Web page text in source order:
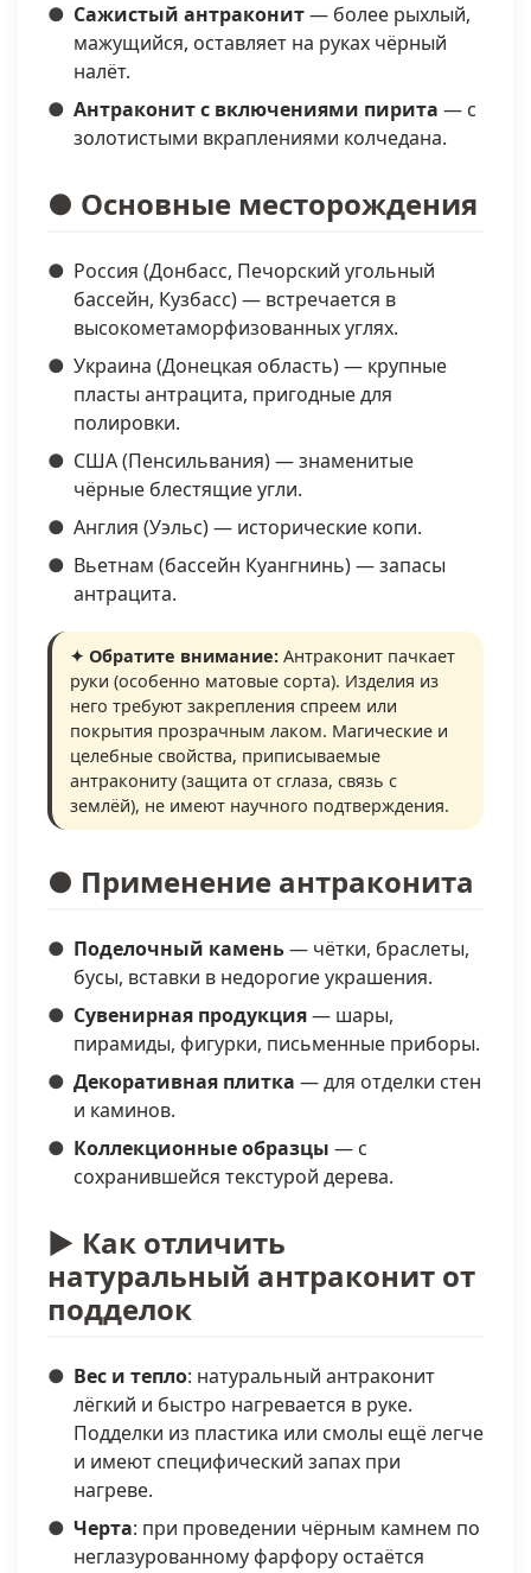
Сажистый антраконит— более рыхлый,
мажущийся, оставляет на руках чёрный
налёт.
Антраконит с включениями пирита — с
золотистыми вкраплениями колчедана.
● Основные месторождения
Россия (Донбасс, Печорский угольный
бассейн, Кузбасс) — встречается в
высокометаморфизованных углях.
Украина (Донецкая область) — крупные
пласты антрацита, пригодные для
полировки.
США (Пенсильвания) — знаменитые
чёрные блестящие угли.
Англия (Уэльс) — исторические копи.
Вьетнам (бассейн Куангнинь) — запасы
антрацита.
✦ Обратите внимание: Антраконит пачкает
руки (особенно матовые сорта). Изделия из
него требуют закрепления спреем или
покрытия прозрачным лаком. Магические и
целебные свойства, приписываемые
антракониту (защита от сглаза, связь с
землёй), не имеют научного подтверждения.
● Применение антраконита
Поделочный камень— чётки, браслеты,
бусы, вставки в недорогие украшения.
Сувенирная продукция— шары,
пирамиды, фигурки, письменные приборы.
Декоративная плитка — для отделки стен
и каминов.
Коллекционные образцы — с
сохранившейся текстурой дерева.
► Как отличить
натуральный антраконит от
подделок
Вес и тепло: натуральный антраконит
лёгкий и быстро нагревается в руке.
Подделки из пластика или смолы ещё легче
и имеют специфический запах при
нагреве.
Черта: при проведении чёрным камнем по
неглазурованному фарфору остаётся